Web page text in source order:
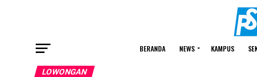
BERANDA NEWS KAMPUS
LOWONGAN